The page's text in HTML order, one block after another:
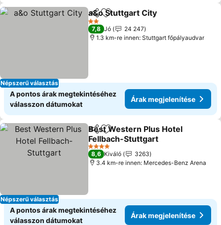
Népszerű választás
Megosztás
Hozzáadás a kedvencekhez
a&o Stuttgart City
2 Kategória
7,8 Jó
24 247
1.3 km-re innen: Stuttgart főpályaudvar
A pontos árak megtekintéséhez
válasszon dátumokat
Árak megjelenítése
Népszerű választás
Megosztás
Hozzáadás a kedvencekhez
Best Western Plus Hotel
Fellbach-Stuttgart
Árak megjelenítése
4 Kategória
8,6 Kiváló
3263
3.4 km-re innen: Mercedes-Benz Arena
A pontos árak megtekintéséhez
válasszon dátumokat
Árak megjelenítése